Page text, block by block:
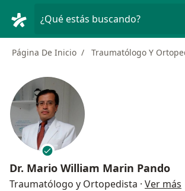
¿Qué estás buscando?
Página De Inicio Traumatólogo Y
Dr. Mario William Marin Pando
Traumatólogo y Ortopedista · Ver más